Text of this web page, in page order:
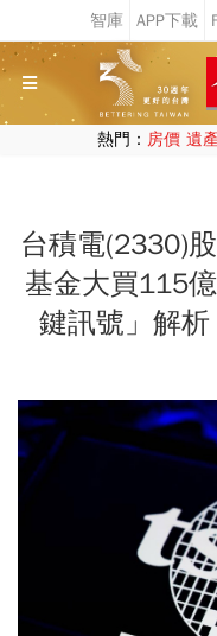
熱門： 房價 遺
台積電(2330)
基金大買115
鍵訊號」解